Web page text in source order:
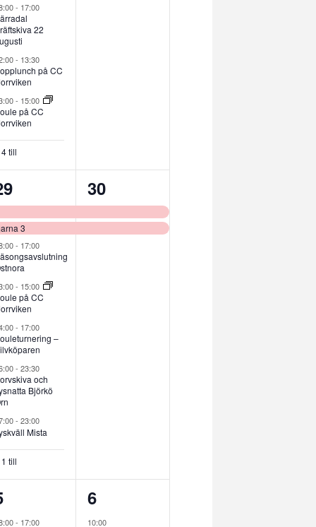
- 17:00
22
- 13:30
på CC
- 15:00
på CC
till
3
- 17:00
- 15:00
på CC
- 17:00
–
- 23:30
och
Björkö
- 23:00
Mista
till
2
evenemang,
30
- 17:00
1
evenemang,
6
10:00